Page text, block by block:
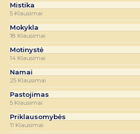
Mistika
5 Klausimai
Mokykla
18 Klausimai
Motinystė
14 Klausimai
Namai
25 Klausimai
Pastojimas
5 Klausimai
Priklausomybės
11 Klausimai